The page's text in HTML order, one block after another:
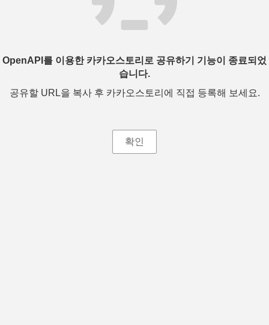
OpenAPI를 이용한 카카오스토리로 공유하기 기능이 종료되었
습니다.
공유할 URL을 복사 후 카카오스토리에 직접 등록해 보세요.
확인